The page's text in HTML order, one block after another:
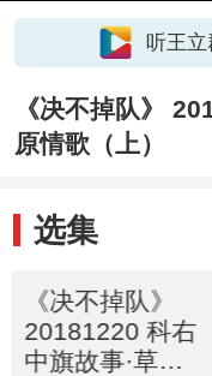
听王
《决不掉队》
原情歌（上）
选集
《决不掉队》
20181220 科右
中旗故事·草原